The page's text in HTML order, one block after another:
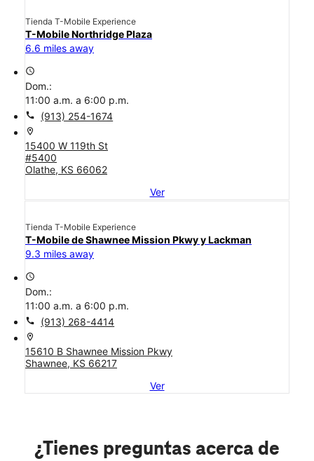
Tienda T-Mobile Experience
T-Mobile Northridge Plaza
6.6 miles away
access_time
Dom.:
11:00 a.m. a 6:00 p.m.
call (913) 254-1674
location_on
15400 W 119th St
#5400
Olathe, KS 66062
Ver
Tienda T-Mobile Experience
T-Mobile de Shawnee Mission Pkwy y Lackman
9.3 miles away
access_time
Dom.:
11:00 a.m. a 6:00 p.m.
call (913) 268-4414
location_on
15610 B Shawnee Mission Pkwy
Shawnee, KS 66217
Ver
¿Tienes preguntas acerca de